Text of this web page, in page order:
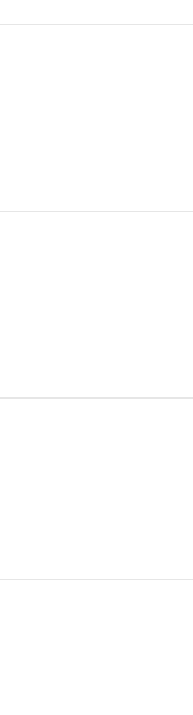
Légal